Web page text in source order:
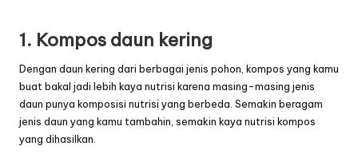
1. Kompos daun kering
Dengan daun kering dari berbagai jenis pohon, kompos yang kamu
buat bakal jadi lebih kaya nutrisi karena masing-masing jenis
daun punya komposisi nutrisi yang berbeda. Semakin beragam
jenis daun yang kamu tambahin, semakin kaya nutrisi kompos
yang dihasilkan.